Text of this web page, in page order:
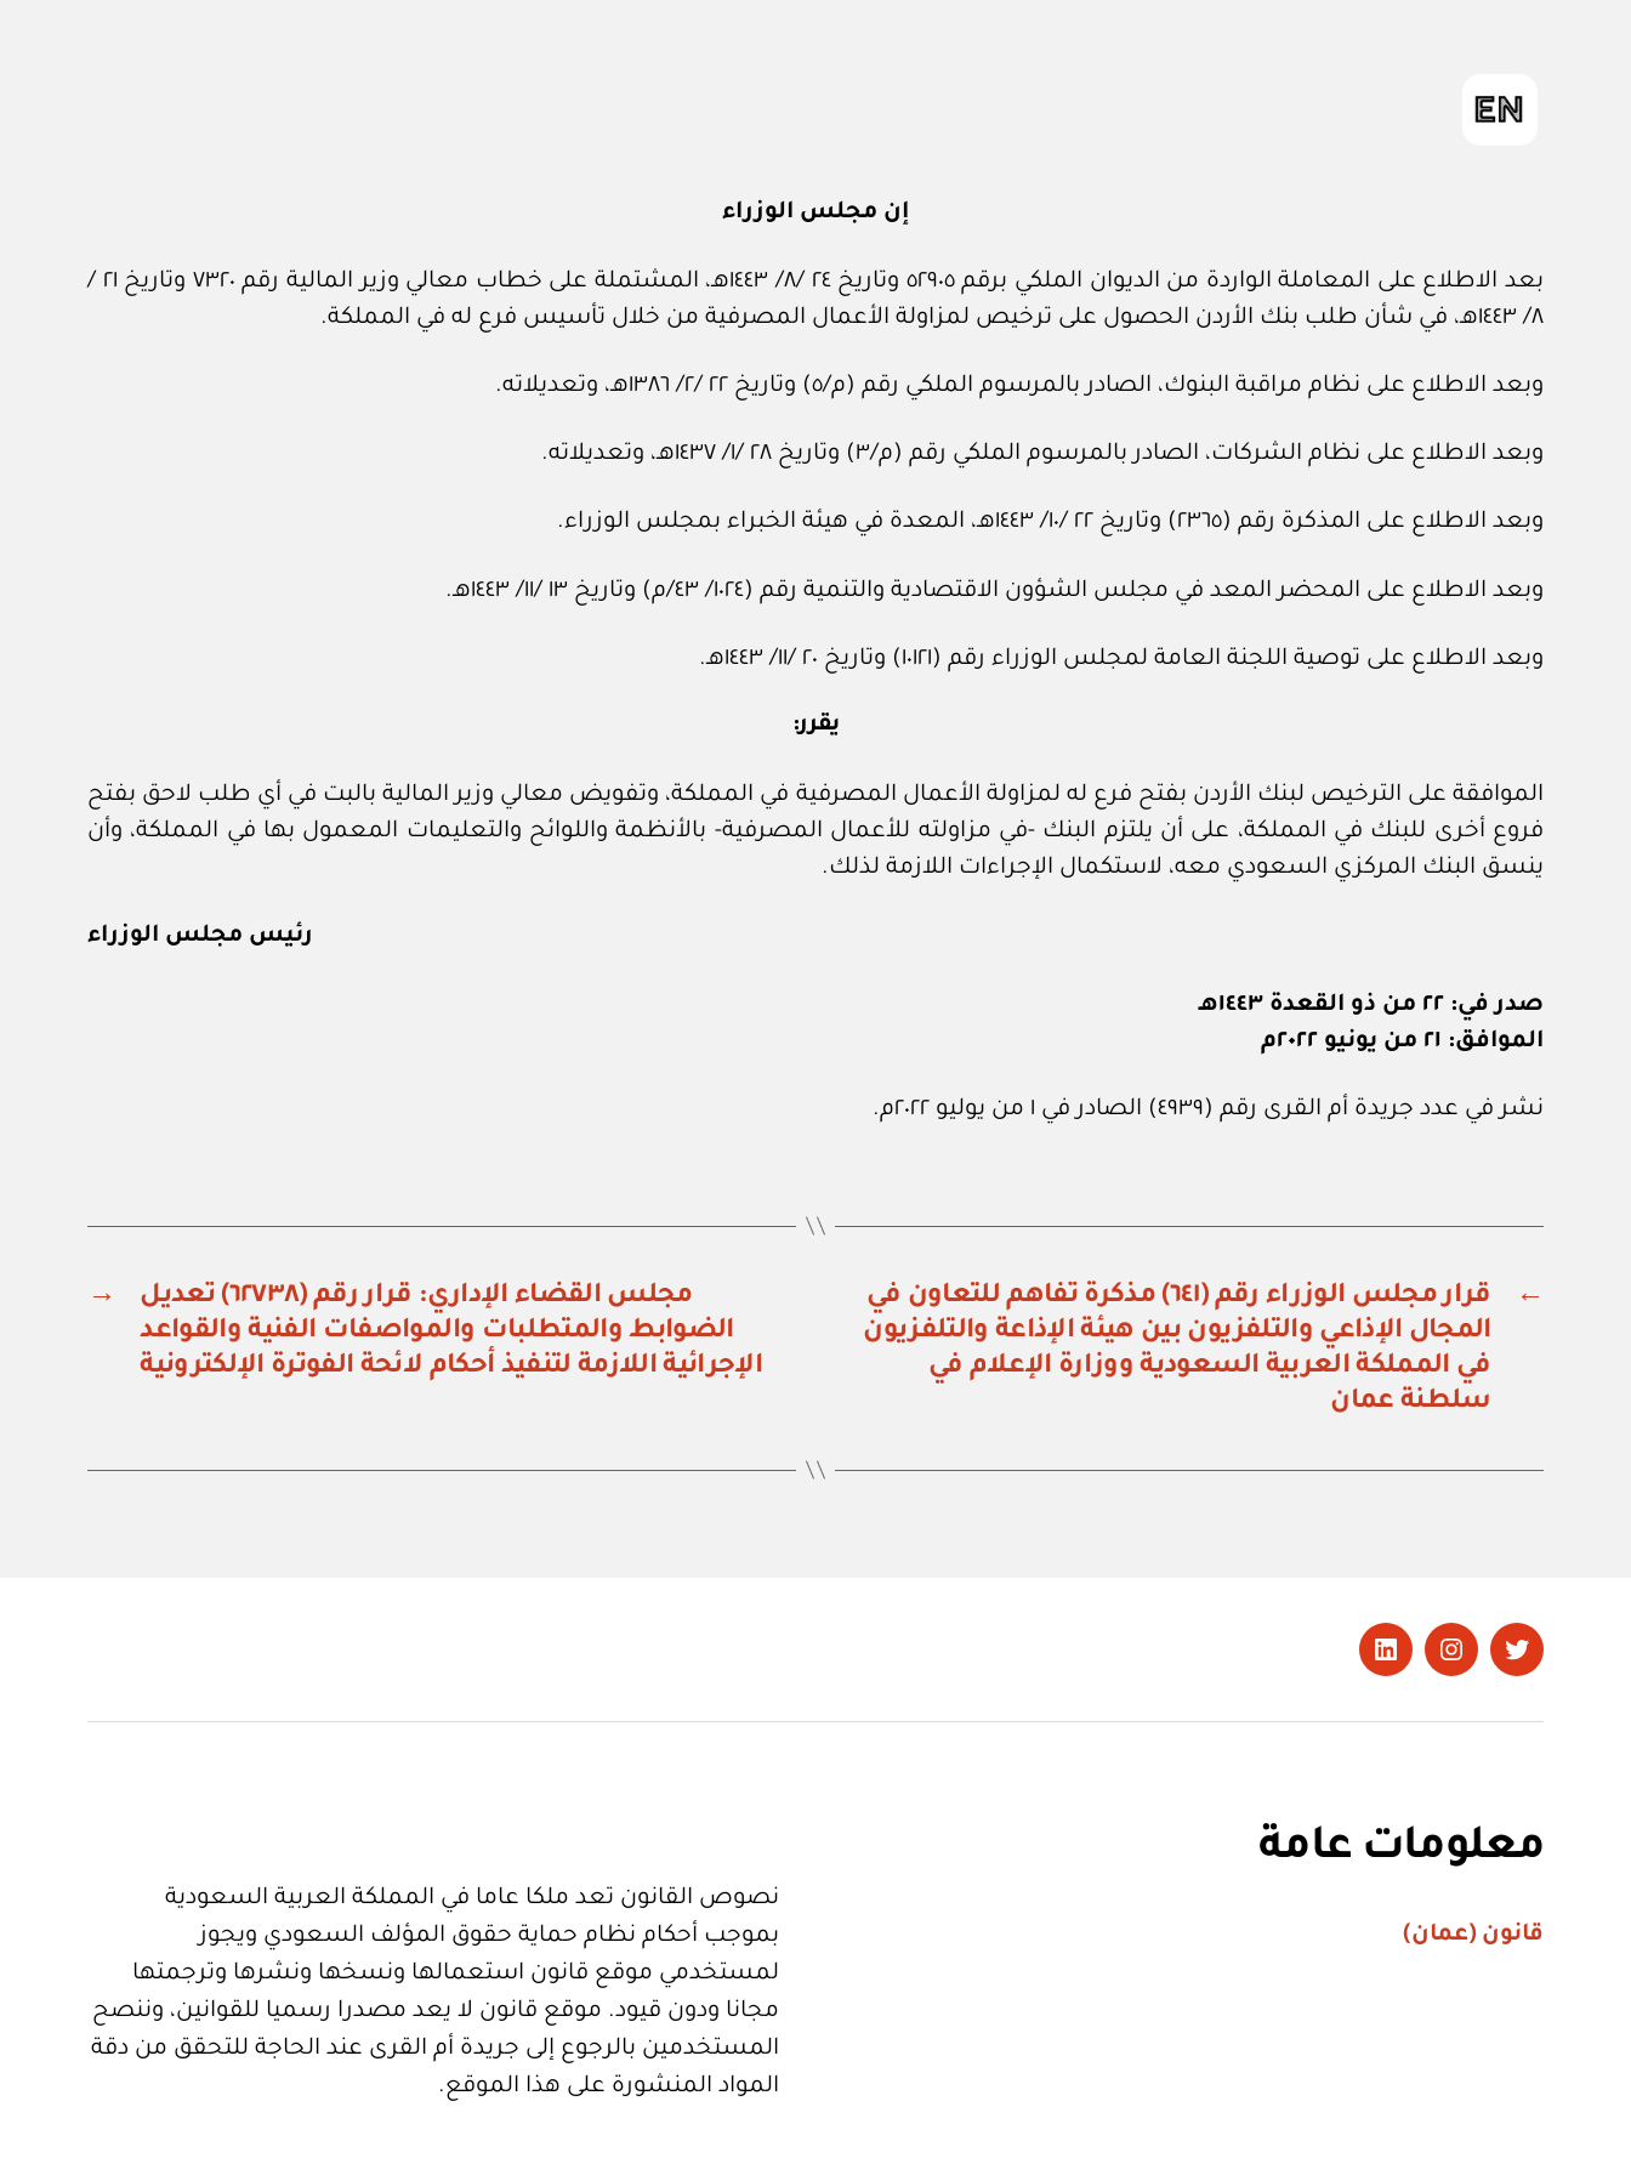
إن مجلس الوزراء
بعد الاطلاع على المعاملة الواردة من الديوان الملكي برقم ٥٢٩٠٥ وتاريخ ٢٤ /٨/ ١٤٤٣هـ، المشتملة على خطاب معالي وزير المالية رقم ٧٣٢٠ وتاريخ ٢١ /
٨/ ١٤٤٣هـ، في شأن طلب بنك الأردن الحصول على ترخيص لمزاولة الأعمال المصرفية من خلال تأسيس فرع له في المملكة.
وبعد الاطلاع على نظام مراقبة البنوك، الصادر بالمرسوم الملكي رقم (م/٥) وتاريخ ٢٢ /٢/ ١٣٨٦هـ، وتعديلاته.
وبعد الاطلاع على نظام الشركات، الصادر بالمرسوم الملكي رقم (م/٣) وتاريخ ٢٨ /١/ ١٤٣٧هـ، وتعديلاته.
وبعد الاطلاع على المذكرة رقم (٢٣٦٥) وتاريخ ٢٢ /١٠/ ١٤٤٣هـ، المعدة في هيئة الخبراء بمجلس الوزراء.
وبعد الاطلاع على المحضر المعد في مجلس الشؤون الاقتصادية والتنمية رقم (١٠٢٤/ ٤٣/م) وتاريخ ١٣ /١١/ ١٤٤٣هـ.
وبعد الاطلاع على توصية اللجنة العامة لمجلس الوزراء رقم (١٠١٢١) وتاريخ ٢٠ /١١/ ١٤٤٣هـ.
يقرر:
الموافقة على الترخيص لبنك الأردن بفتح فرع له لمزاولة الأعمال المصرفية في المملكة، وتفويض معالي وزير المالية بالبت في أي طلب لاحق بفتح
فروع أخرى للبنك في المملكة، على أن يلتزم البنك -في مزاولته للأعمال المصرفية- بالأنظمة واللوائح والتعليمات المعمول بها في المملكة، وأن
ينسق البنك المركزي السعودي معه، لاستكمال الإجراءات اللازمة لذلك.
رئيس مجلس الوزراء
صدر في: ٢٢ من ذو القعدة ١٤٤٣هـ
الموافق: ٢١ من يونيو ٢٠٢٢م
نشر في عدد جريدة أم القرى رقم (٤٩٣٩) الصادر في ١ من يوليو ٢٠٢٢م.
←
قرار مجلس الوزراء رقم (٦٤١) مذكرة تفاهم للتعاون في
المجال الإذاعي والتلفزيون بين هيئة الإذاعة والتلفزيون
في المملكة العربية السعودية ووزارة الإعلام في
سلطنة عمان
→
مجلس القضاء الإداري: قرار رقم (٦٢٧٣٨) تعديل
الضوابط والمتطلبات والمواصفات الفنية والقواعد
الإجرائية اللازمة لتنفيذ أحكام لائحة الفوترة الإلكترونية
تويتر Instagram
LinkedIn
معلومات عامة
قانون (عمان)
نصوص القانون تعد ملكا عاما في المملكة العربية السعودية
بموجب أحكام نظام حماية حقوق المؤلف السعودي ويجوز
لمستخدمي موقع قانون استعمالها ونسخها ونشرها وترجمتها
مجانا ودون قيود. موقع قانون لا يعد مصدرا رسميا للقوانين، وننصح
المستخدمين بالرجوع إلى جريدة أم القرى عند الحاجة للتحقق من دقة
المواد المنشورة على هذا الموقع.